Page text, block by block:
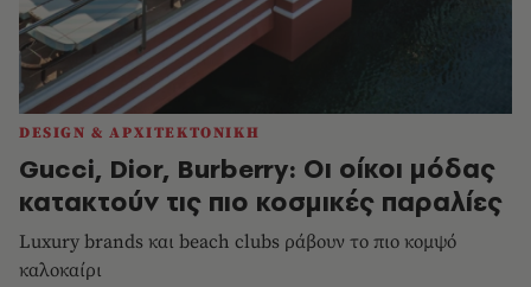
DESIGN & ΑΡΧΙΤΕΚΤΟΝΙΚΗ
Gucci, Dior, Burberry: Οι οίκοι μόδας
κατακτούν τις πιο κοσμικές παραλίες
Luxury brands και beach clubs ράβουν το πιο κομψό
καλοκαίρι